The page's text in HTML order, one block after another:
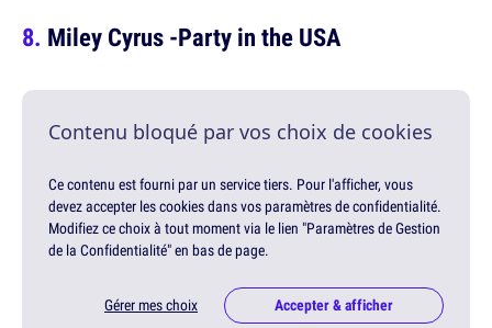
Miley Cyrus -Party in the USA
Contenu bloqué par vos choix de cookies
Ce contenu est fourni par un service tiers. Pour l'afficher, vous
devez accepter les cookies dans vos paramètres de confidentialité.
Modifiez ce choix à tout moment via le lien "Paramètres de Gestion
de la Confidentialité" en bas de page.
Gérer mes choix Accepter & afficher